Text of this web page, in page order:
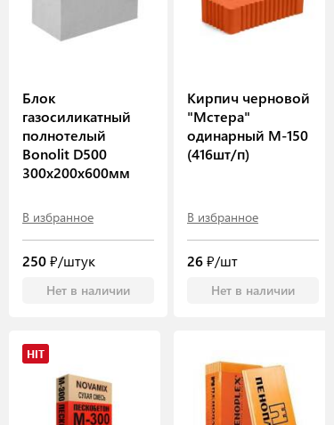
Блок
газосиликатный
полнотелый
Bonolit D500
300х200х600мм
В избранное
250₽/штук
Нет в наличии
Кирпич черновой
"Мстера"
одинарный М-150
(416шт/п)
В избранное
26₽/шт
Нет в наличии
HIT